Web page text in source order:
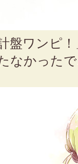
計盤ワンピ
なかったで